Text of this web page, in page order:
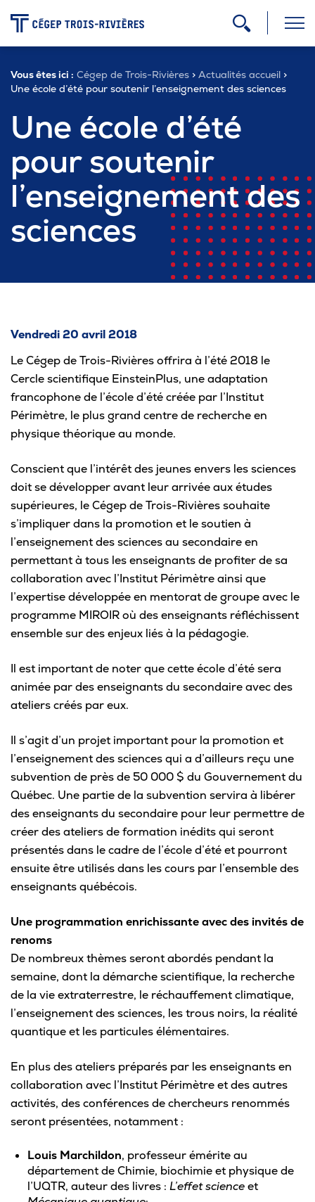
Programmes
Admission
Zone étudiante
Formation continue
Pour les entreprises
Le cégep
Services à la population
Stages et emplois pour étudiants
Communications
Liens utiles
Omnivox
Microsoft 365
Guichet des requêtes
Intranet du personnel
Bottin du personnel
Urgences
Vous êtes ici : Cégep de Trois-Rivières > Actualités accueil >
Une école d’été pour soutenir l’enseignement des sciences
Une école d’été
pour soutenir
l’enseignement des
sciences
Vendredi 20 avril 2018
Le Cégep de Trois-Rivières offrira à l’été 2018 le
Cercle scientifique EinsteinPlus, une adaptation
francophone de l’école d’été créée par l’Institut
Périmètre, le plus grand centre de recherche en
physique théorique au monde.
Conscient que l’intérêt des jeunes envers les sciences
doit se développer avant leur arrivée aux études
supérieures, le Cégep de Trois-Rivières souhaite
s’impliquer dans la promotion et le soutien à
l’enseignement des sciences au secondaire en
permettant à tous les enseignants de profiter de sa
collaboration avec l’Institut Périmètre ainsi que
l’expertise développée en mentorat de groupe avec le
programme MIROIR où des enseignants réfléchissent
ensemble sur des enjeux liés à la pédagogie.
Il est important de noter que cette école d’été sera
animée par des enseignants du secondaire avec des
ateliers créés par eux.
Il s’agit d’un projet important pour la promotion et
l’enseignement des sciences qui a d’ailleurs reçu une
subvention de près de 50 000 $ du Gouvernement du
Québec. Une partie de la subvention servira à libérer
des enseignants du secondaire pour leur permettre de
créer des ateliers de formation inédits qui seront
présentés dans le cadre de l’école d’été et pourront
ensuite être utilisés dans les cours par l’ensemble des
enseignants québécois.
Une programmation enrichissante avec des invités de
renoms
De nombreux thèmes seront abordés pendant la
semaine, dont la démarche scientifique, la recherche
de la vie extraterrestre, le réchauffement climatique,
l’enseignement des sciences, les trous noirs, la réalité
quantique et les particules élémentaires.
En plus des ateliers préparés par les enseignants en
collaboration avec l’Institut Périmètre et des autres
activités, des conférences de chercheurs renommés
seront présentées, notamment :
Louis Marchildon, professeur émérite au
département de Chimie, biochimie et physique de
l’UQTR, auteur des livres : L’effet scienceet